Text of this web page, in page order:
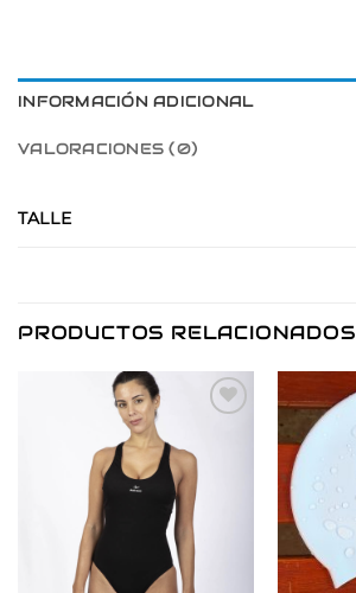
INFORMACIÓN ADICIONAL
VALORACIONES (0)
TALLE
PRODUCTOS RELACIONADOS
lista de
deseos